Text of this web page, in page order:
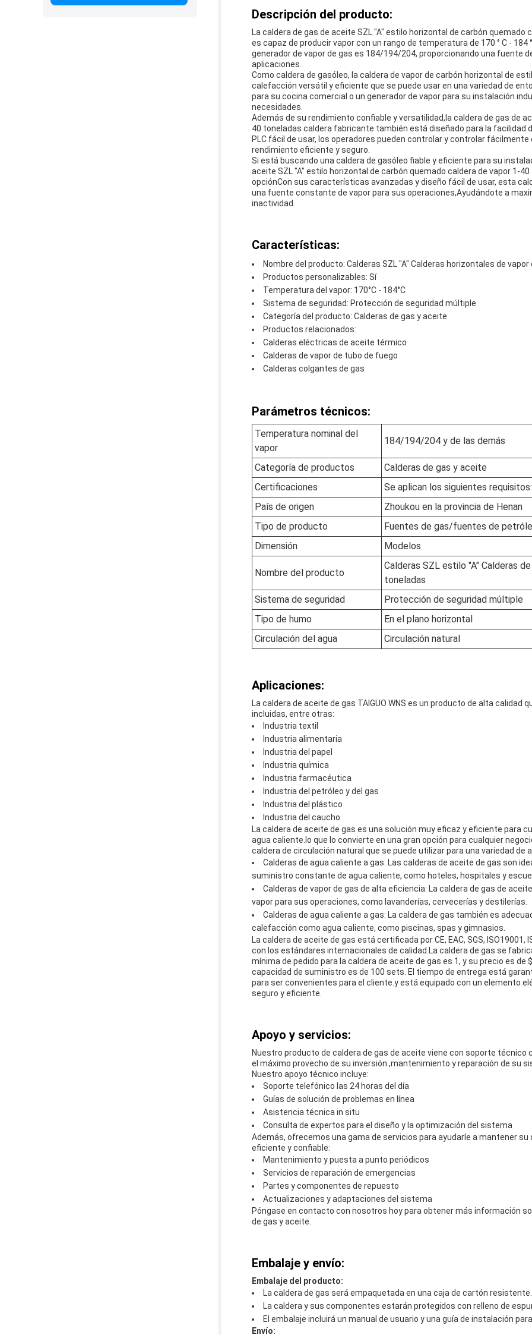
Descripción del producto:
La caldera de gas de aceite SZL "A" estilo horizontal de carbón
es capaz de producir vapor con un rango de temperatura de 170 ° C -
generador de vapor de gas es 184/194/204, proporcionando una fuente
aplicaciones.
Como caldera de gasóleo, la caldera de vapor de carbón horizontal de
calefacción versátil y eficiente que se puede usar en una variedad de
para su cocina comercial o un generador de vapor para su instalación
necesidades.
Además de su rendimiento confiable y versatilidad,la caldera de gas de
40 toneladas caldera fabricante también está diseñado para la
PLC fácil de usar, los operadores pueden controlar y controlar
rendimiento eficiente y seguro.
Si está buscando una caldera de gasóleo fiable y eficiente para su
aceite SZL "A" estilo horizontal de carbón quemado caldera de vapor 1-
opciónCon sus características avanzadas y diseño fácil de usar, esta
una fuente constante de vapor para sus operaciones,Ayudándote a
inactividad.
Características:
Nombre del producto: Calderas SZL "A" Calderas horizontales de
Productos personalizables: Sí
Temperatura del vapor: 170°C - 184°C
Sistema de seguridad: Protección de seguridad múltiple
Categoría del producto: Calderas de gas y aceite
Productos relacionados:
Calderas eléctricas de aceite térmico
Calderas de vapor de tubo de fuego
Calderas colgantes de gas
Parámetros técnicos:
Temperatura nominal del
vapor
184/194/204 y de las demás
Categoría de productos
Calderas de gas y aceite
Certificaciones
Se aplican los siguientes requisitos:
País de origen
Zhoukou en la provincia de Henan
Tipo de producto
Fuentes de gas/fuentes de
Dimensión
Modelos
Nombre del producto
Calderas SZL estilo "A" Calderas
toneladas
Sistema de seguridad
Protección de seguridad múltiple
Tipo de humo
En el plano horizontal
Circulación del agua
Circulación natural
Aplicaciones:
La caldera de aceite de gas TAIGUO WNS es un producto de alta
incluidas, entre otras:
Industria textil
Industria alimentaria
Industria del papel
Industria química
Industria farmacéutica
Industria del petróleo y del gas
Industria del plástico
Industria del caucho
La caldera de aceite de gas es una solución muy eficaz y eficiente para
agua caliente.lo que lo convierte en una gran opción para cualquier
caldera de circulación natural que se puede utilizar para una variedad de
Calderas de agua caliente a gas: Las calderas de aceite de gas son
suministro constante de agua caliente, como hoteles, hospitales y
Calderas de vapor de gas de alta eficiencia: La caldera de gas de
vapor para sus operaciones, como lavanderías, cervecerías y destilerías.
Calderas de agua caliente a gas: La caldera de gas también es
calefacción como agua caliente, como piscinas, spas y gimnasios.
La caldera de aceite de gas está certificada por CE, EAC, SGS,
con los estándares internacionales de calidad.La caldera de gas se
mínima de pedido para la caldera de aceite de gas es 1, y su precio es
capacidad de suministro es de 100 sets. El tiempo de entrega está
para ser convenientes para el cliente.y está equipado con un elemento
seguro y eficiente.
Apoyo y servicios:
Nuestro producto de caldera de gas de aceite viene con soporte
el máximo provecho de su inversión.,mantenimiento y reparación de su
Nuestro apoyo técnico incluye:
Soporte telefónico las 24 horas del día
Guías de solución de problemas en línea
Asistencia técnica in situ
Consulta de expertos para el diseño y la optimización del sistema
Además, ofrecemos una gama de servicios para ayudarle a mantener
eficiente y confiable:
Mantenimiento y puesta a punto periódicos
Servicios de reparación de emergencias
Partes y componentes de repuesto
Actualizaciones y adaptaciones del sistema
Póngase en contacto con nosotros hoy para obtener más información
de gas y aceite.
Embalaje y envío:
Embalaje del producto:
La caldera de gas será empaquetada en una caja de cartón resistente.
La caldera y sus componentes estarán protegidos con relleno de
El embalaje incluirá un manual de usuario y una guía de instalación
Envío: